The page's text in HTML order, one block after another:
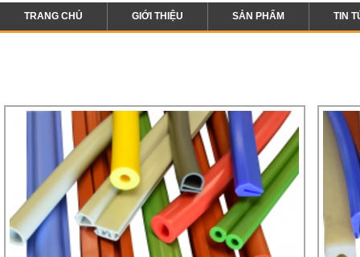
TRANG CHỦ GIỚI THIỆU SẢN PHẨM TIN